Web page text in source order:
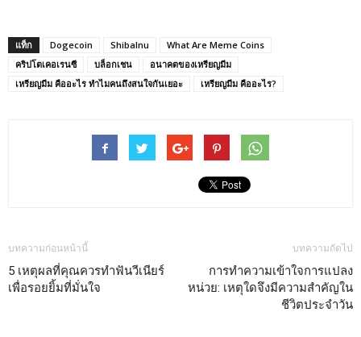
แท็ก Dogecoin ShibaInu
What Are Meme Coins
คริปโตเคอเรนซี
บล็อกเชน
อนาคตของเหรียญมีม
เหรียญมีม คืออะไร ทำไมคนถึงสนใจกันเยอะ
เหรียญมีม คืออะไร?
บทความก่อนหน้านี้
5 เหตุผลที่คุณควรทำฟันวีเนียร์
เพื่อรอยยิ้มที่มั่นใจ
บทความถัดไป
การทำความเข้าใจการแปลง
หน่วย: เหตุใดจึงมีความสำคัญใน
ชีวิตประจำวัน